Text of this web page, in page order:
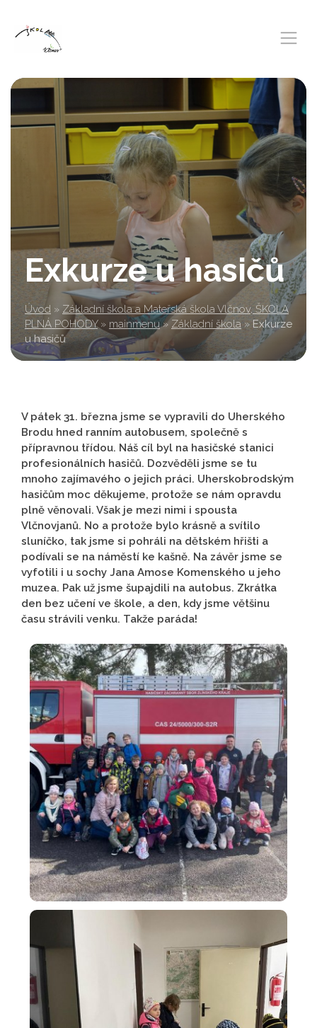
Exkurze u hasičů
Úvod » Základní škola a Mateřská škola Vlčnov, ŠKOLA
PLNÁ POHODY » mainmenu » Základní škola » Exkurze
u hasičů
V pátek 31. března jsme se vypravili do Uherského
Brodu hned ranním autobusem, společně s
přípravnou třídou. Náš cíl byl na hasičské stanici
profesionálních hasičů. Dozvěděli jsme se tu
mnoho zajímavého o jejich práci. Uherskobrodským
hasičům moc děkujeme, protože se nám opravdu
plně věnovali. Však je mezi nimi i spousta
Vlčnovjanů. No a protože bylo krásně a svítilo
sluníčko, tak jsme si pohráli na dětském hřišti a
podívali se na náměstí ke kašně. Na závěr jsme se
vyfotili i u sochy Jana Amose Komenského u jeho
muzea. Pak už jsme šupajdili na autobus. Zkrátka
den bez učení ve škole, a den, kdy jsme většinu
času strávili venku. Takže paráda!